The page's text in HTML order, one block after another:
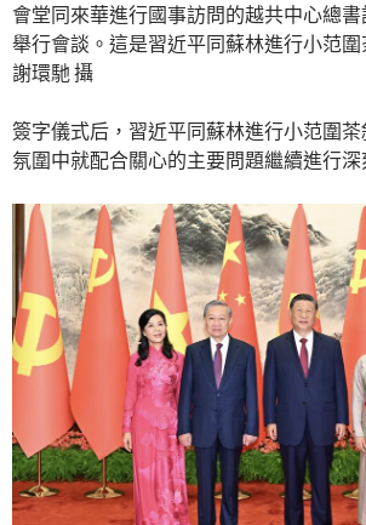
會堂同來華進行國事訪問的越共中心總
舉行會談。這是習近平同蘇林進行小范
謝環馳 攝
簽字儀式后，習近平同蘇林進行小范圍
氛圍中就配合關心的主要問題繼續進行深